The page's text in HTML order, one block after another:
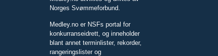
Norges Svømmeforbund.
Medley.no er NSFs portal for
konkurranseidrett, og inneholder
blant annet terminlister, rekorder,
rangeringslister og